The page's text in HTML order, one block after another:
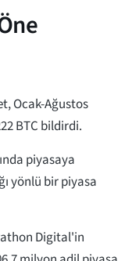
Ocak-Ağustos
BTC bildirdi.
piyasaya
yönlü bir piyasa
Digital'in